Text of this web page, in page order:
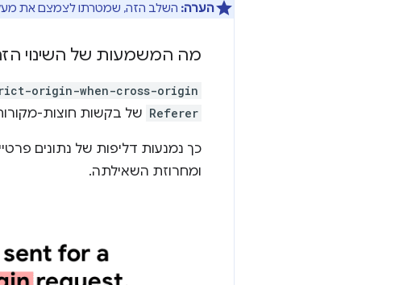
הערה: השלב הזה, שמטרתו לצמצם את
מה המשמעות של השינוי
origin-when-cross-origin
Referer של בקשות חוצות-
ומחרוזת השאילתה.